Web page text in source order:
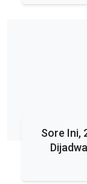
Sore Ini,